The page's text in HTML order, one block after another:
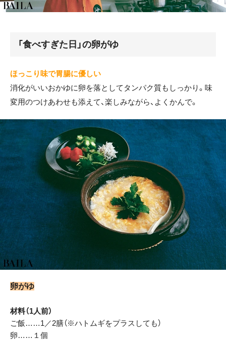
「食べすぎた日」の卵がゆ
ほっこり味で胃腸に優しい
消化がいいおかゆに卵を落としてタンパク質もしっかり。味
変用のつけあわせも添えて、楽しみながら、よくかんで。
卵がゆ
材料（1人前）
ご飯……1／2膳（※ハトムギをプラスしても）
卵……１個